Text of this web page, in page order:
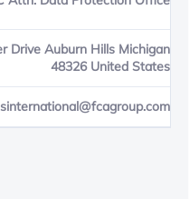
Drive Auburn Hills Michigan
48326 United States